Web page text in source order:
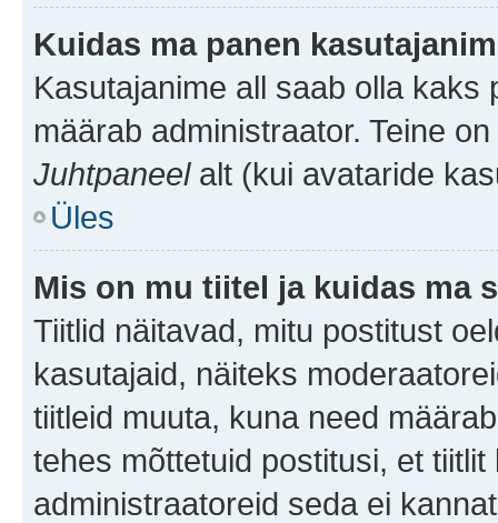
Kuidas ma panen
Kasutajanime all saab olla kaks
määrab administraator. Teine
Juhtpaneelalt (kui avataride
Üles
Mis on mu tiitel ja kuidas ma
Tiitlid näitavad, mitu postitust
kasutajaid, näiteks
tiitleid muuta, kuna need
tehes mõttetuid postitusi, et
administraatoreid seda ei